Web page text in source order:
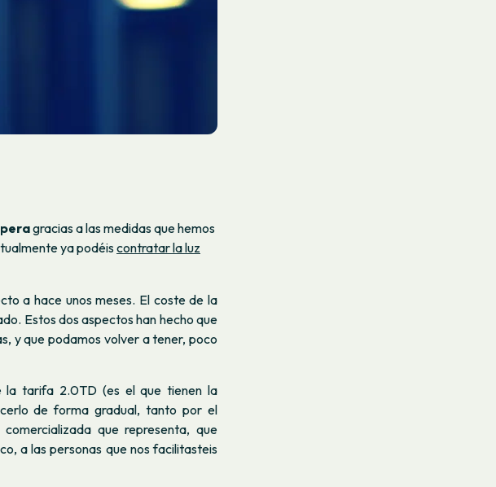
gracias a las medidas que hemos
ya podéiscontratar la luz
a hace unos meses. El coste de la
Estos dos aspectos han hecho que
y que podamos volver a tener, poco
la tarifa 2.0TD (es el que tienen la
de forma gradual, tanto por el
que representa, que
a las personas que nos facilitasteis